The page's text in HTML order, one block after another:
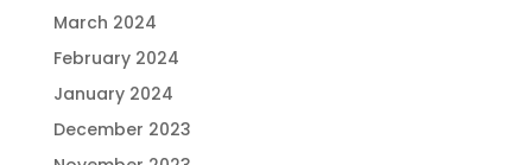
March 2024
February 2024
January 2024
December 2023